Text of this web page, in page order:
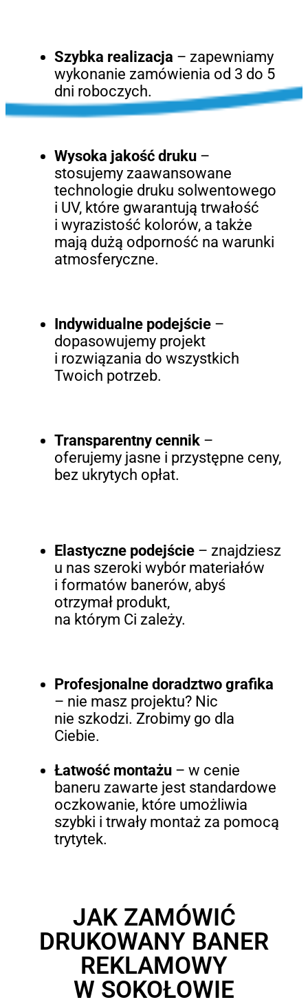
Szybka realizacja – zapewniamy
wykonanie zamówienia od 3 do 5
dni roboczych.
Wysoka jakość druku–
stosujemy zaawansowane
technologie druku solwentowego
i UV, które gwarantują trwałość
i wyrazistość kolorów, a także
mają dużą odporność na warunki
atmosferyczne.
Indywidualne podejście–
dopasowujemy projekt
i rozwiązania do wszystkich
Twoich potrzeb.
Transparentny cennik–
oferujemy jasne i przystępne ceny,
bez ukrytych opłat.
Elastyczne podejście– znajdziesz
u nas szeroki wybór materiałów
i formatów banerów, abyś
otrzymał produkt,
na którym Ci zależy.
Profesjonalne doradztwo grafika
– nie masz projektu? Nic
nie szkodzi. Zrobimy go dla
Ciebie.
Łatwość montażu – w cenie
baneru zawarte jest standardowe
oczkowanie, które umożliwia
szybki i trwały montaż za pomocą
trytytek.
JAK ZAMÓWIĆ
DRUKOWANY BANER
REKLAMOWY
W SOKOŁOWIE